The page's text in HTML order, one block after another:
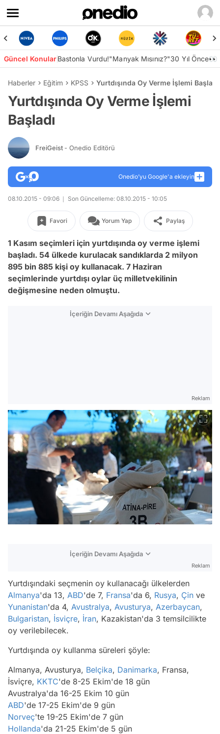
Güncel KonularBastonla Vurdu!"Manyak Mısınız?"30 Yıl Önce👀
Haberler Eğitim KPSS Yurtdışında Oy Verme İşlemi Başladı
Yurtdışında Oy Verme İşlemi
Başladı
FreiGeist - Onedio Editörü
Onedio’yu Google'a ekleyin
08.10.2015 - 09:06 Son Güncelleme: 08.10.2015 - 10:05
Favori Yorum Yap Paylaş
1 Kasım seçimleri için yurtdışında oy verme işlemi
başladı. 54 ülkede kurulacak sandıklarda 2 milyon
895 bin 885 kişi oy kullanacak. 7 Haziran
seçimlerinde yurtdışı oylar üç milletvekilinin
değişmesine neden olmuştu.
İçeriğin Devamı Aşağıda
Reklam
İçeriğin Devamı Aşağıda
Reklam
Yurtdışındaki seçmenin oy kullanacağı ülkelerden
Almanya'da 13, ABD'de 7, Fransa'da 6, Rusya, Çin ve
Yunanistan'da 4, Avustralya, Avusturya, Azerbaycan,
Bulgaristan, İsviçre, İran, Kazakistan'da 3 temsilcilikte
oy verilebilecek.
Yurtdışında oy kullanma süreleri şöyle:
Almanya, Avusturya, Belçika, Danimarka, Fransa,
İsviçre, KKTC'de 8-25 Ekim'de 18 gün
Avustralya'da 16-25 Ekim 10 gün
ABD'de 17-25 Ekim'de 9 gün
Norveç'te 19-25 Ekim'de 7 gün
Hollanda'da 21-25 Ekim'de 5 gün